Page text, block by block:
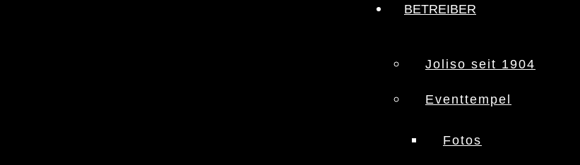
BETREIBER
Joliso seit 1904
Eventtempel
Fotos